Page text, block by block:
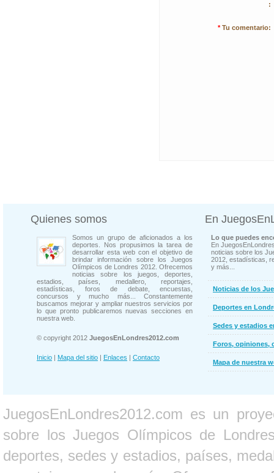
:
* Tu comentario:
Quienes somos
Somos un grupo de aficionados a los
deportes. Nos propusimos la tarea de
desarrollar esta web con el objetivo de
brindar información sobre los Juegos
Olímpicos de Londres 2012. Ofrecemos
noticias sobre los juegos, deportes,
estadios, países, medallero, reportajes,
estadísticas, foros de debate, encuestas,
concursos y mucho más... Constantemente
buscamos mejorar y ampliar nuestros servicios por
lo que pronto publicaremos nuevas secciones en
nuestra web.
© copyright 2012 JuegosEnLondres2012.com
Inicio | Mapa del sitio | Enlaces | Contacto
En
Lo que puedes
En
noticias sobre los
2012, estadísticas,
y más...
Noticias de los
Deportes en
Sedes y estadios
Foros, opiniones,
Mapa de nuestra
JuegosEnLondres2012.com es un
sobre los Juegos Olímpicos de
deportes, sedes y estadios, países,